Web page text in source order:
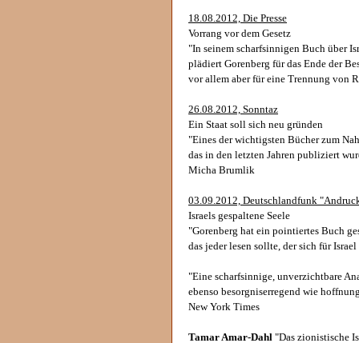
18.08.2012, Die Presse
Vorrang vor dem Gesetz
"In seinem scharfsinnigen Buch über
plädiert Gorenberg für das Ende der
vor allem aber für eine Trennung von
26.08.2012, Sonntaz
Ein Staat soll sich neu gründen
"Eines der wichtigsten Bücher zum
das in den letzten Jahren publiziert
Micha Brumlik
03.09.2012, Deutschlandfunk
Israels gespaltene Seele
"Gorenberg hat ein pointiertes Buch
das jeder lesen sollte, der sich für
"Eine scharfsinnige, unverzichtbare
ebenso besorgniserregend wie
New York Times
Tamar Amar-Dahl "Das zionistische